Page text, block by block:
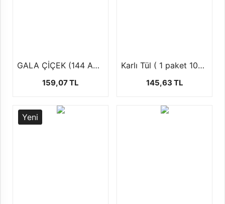
GALA ÇİÇEK (144 AD )
159,07 TL
Karlı Tül ( 1 paket 100 ad)
145,63 TL
Yeni